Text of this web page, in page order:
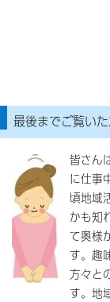
最後までご覧い
皆さん
に仕事
頃地域
かも知
て奥様
す。趣
方々と
す。地